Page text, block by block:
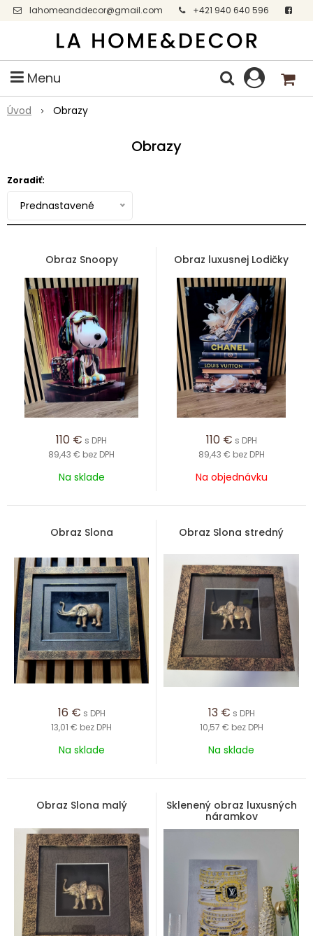
lahomeanddecor@gmail.com
+421 940 640 596
Facebook
Menu
Úvod Obrazy
Obrazy
Zoradiť:
Prednastavené
Obraz Snoopy
110 € s DPH
89,43 € bez DPH
Na sklade
Obraz luxusnej Lodičky
110 € s DPH
89,43 € bez DPH
Na objednávku
Obraz Slona
16 € s DPH
13,01 € bez DPH
Na sklade
Obraz Slona stredný
13 € s DPH
10,57 € bez DPH
Na sklade
Obraz Slona malý
Sklenený obraz luxusných
náramkov